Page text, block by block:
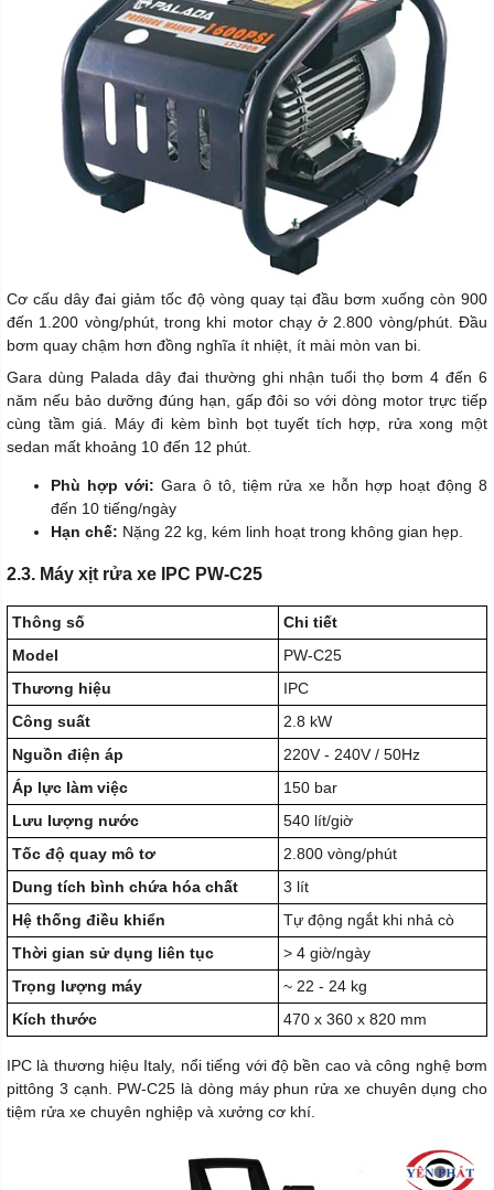
Cơ cấu dây đai giảm tốc độ vòng quay tại đầu bơm xuống còn 900
đến 1.200 vòng/phút, trong khi motor chạy ở 2.800 vòng/phút. Đầu
bơm quay chậm hơn đồng nghĩa ít nhiệt, ít mài mòn van bi.
Gara dùng Palada dây đai thường ghi nhận tuổi thọ bơm 4 đến 6
năm nếu bảo dưỡng đúng hạn, gấp đôi so với dòng motor trực tiếp
cùng tầm giá. Máy đi kèm bình bọt tuyết tích hợp, rửa xong một
sedan mất khoảng 10 đến 12 phút.
Phù hợp với: Gara ô tô, tiệm rửa xe hỗn hợp hoạt động 8
đến 10 tiếng/ngày
Hạn chế: Nặng 22 kg, kém linh hoạt trong không gian hẹp.
2.3. Máy xịt rửa xe IPC PW-C25
Thông số
Chi tiết
Model
PW-C25
Thương hiệu
IPC
Công suất
2.8 kW
Nguồn điện áp
220V - 240V / 50Hz
Áp lực làm việc
150 bar
Lưu lượng nước
540 lít/giờ
Tốc độ quay mô tơ
2.800 vòng/phút
Dung tích bình chứa hóa chất
3 lít
Hệ thống điều khiển
Tự động ngắt khi nhả cò
Thời gian sử dụng liên tục
> 4 giờ/ngày
Trọng lượng máy
~ 22 - 24 kg
Kích thước
470 x 360 x 820 mm
IPC là thương hiệu Italy, nổi tiếng với độ bền cao và công nghệ bơm
pittông 3 cạnh. PW-C25 là dòng máy phun rửa xe chuyên dụng cho
tiệm rửa xe chuyên nghiệp và xưởng cơ khí.